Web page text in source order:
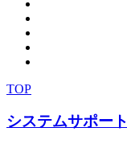
TOP
システムサポート